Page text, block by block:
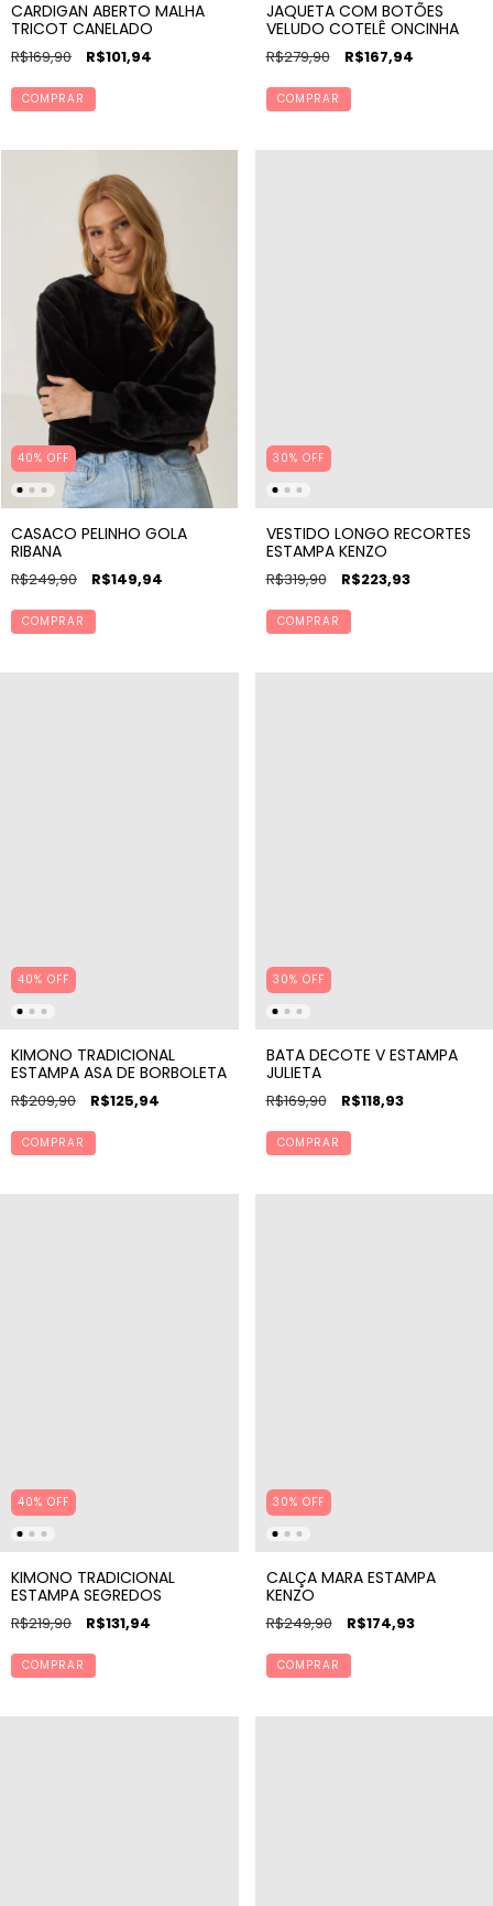
CARDIGAN ABERTO MALHA
TRICOT CANELADO
R$169,90 R$101,94
COMPRAR
JAQUETA COM BOTÕES
VELUDO COTELÊ ONCINHA
R$279,90 R$167,94
COMPRAR
40% OFF
CASACO PELINHO GOLA
RIBANA
R$249,90 R$149,94
COMPRAR
30% OFF
VESTIDO LONGO RECORTES
ESTAMPA KENZO
R$319,90 R$223,93
COMPRAR
40% OFF
KIMONO TRADICIONAL
ESTAMPA ASA DE BORBOLETA
R$209,90 R$125,94
COMPRAR
30% OFF
BATA DECOTE V ESTAMPA
JULIETA
R$169,90 R$118,93
COMPRAR
40% OFF
KIMONO TRADICIONAL
ESTAMPA SEGREDOS
R$219,90 R$131,94
COMPRAR
30% OFF
CALÇA MARA ESTAMPA
KENZO
R$249,90 R$174,93
COMPRAR